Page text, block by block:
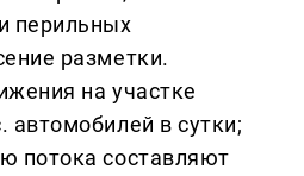
перильных
разметки.
на участке
в сутки;
потока составляют